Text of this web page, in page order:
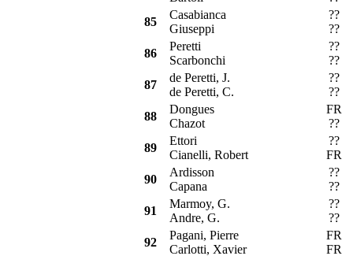
85
Casabianca
Giuseppi
??
??
86
Peretti
Scarbonchi
??
??
87
de Peretti, J.
de Peretti, C.
??
??
88
Dongues
Chazot
FR
??
89
Ettori
Cianelli, Robert
??
FR
90
Ardisson
Capana
??
??
91
Marmoy, G.
Andre, G.
??
??
92
Pagani, Pierre
Carlotti, Xavier
FR
FR